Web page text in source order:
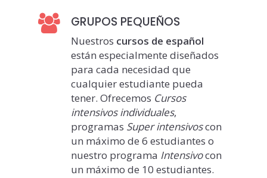
GRUPOS PEQUEÑOS
Nuestros cursos de español
están especialmente diseñados
para cada necesidad que
cualquier estudiante pueda
tener. Ofrecemos Cursos
intensivos individuales,
programas Super intensivoscon
un máximo de 6 estudiantes o
nuestro programa Intensivocon
un máximo de 10 estudiantes.